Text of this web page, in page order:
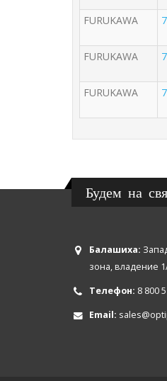
FURUKAWA
FURUKAWA
FURUKAWA
Будем на
Балашиха:
зона, владение
Телефон: 8 800
Email: